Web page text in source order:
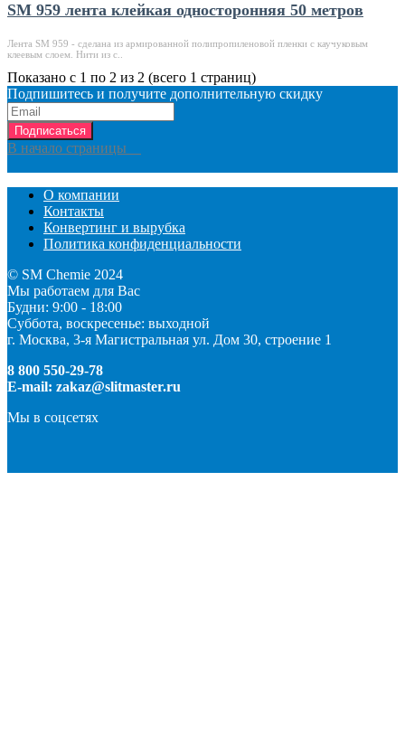
SM 959 лента клейкая односторонняя 50 метров
Лента SM 959 - сделана из армированной полипропиленовой пленки с каучуковым
клеевым слоем. Нити из с..
Показано с 1 по 2 из 2 (всего 1 страниц)
Подпишитесь и получите дополнительную скидку
Подписаться
В начало страницы
О компании
Контакты
Конвертинг и вырубка
Политика конфиденциальности
© SM Chemie 2024
Мы работаем для Вас
Будни: 9:00 - 18:00
Суббота, воскресенье: выходной
г. Москва, 3-я Магистральная ул. Дом 30, строение 1
8 800 550-29-78
E-mail: zakaz@slitmaster.ru
Мы в соцсетях